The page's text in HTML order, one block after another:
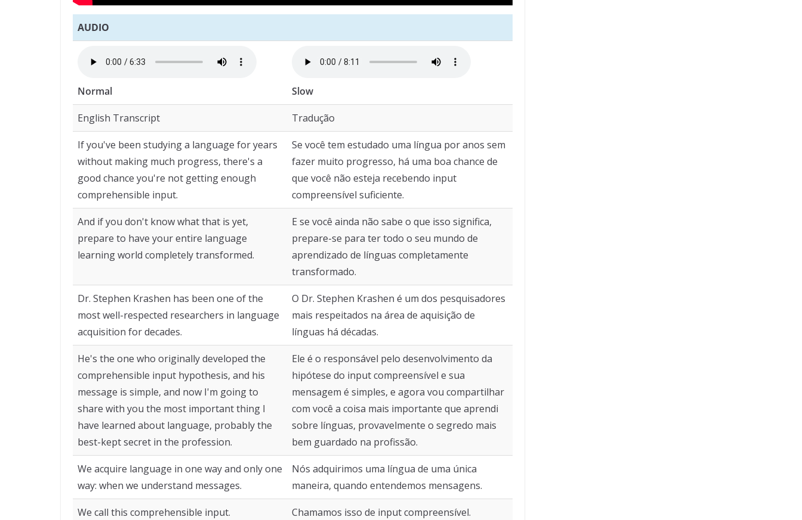
AUDIO
Normal Slow
English Transcript Tradução
If you've been studying a language for years
without making much progress, there's a
good chance you're not getting enough
comprehensible input.
Se você tem estudado uma língua por anos sem
fazer muito progresso, há uma boa chance de
que você não esteja recebendo input
compreensível suficiente.
And if you don't know what that is yet,
prepare to have your entire language
learning world completely transformed.
E se você ainda não sabe o que isso significa,
prepare-se para ter todo o seu mundo de
aprendizado de línguas completamente
transformado.
Dr. Stephen Krashen has been one of the
most well-respected researchers in language
acquisition for decades.
O Dr. Stephen Krashen é um dos pesquisadores
mais respeitados na área de aquisição de
línguas há décadas.
He's the one who originally developed the
comprehensible input hypothesis, and his
message is simple, and now I'm going to
share with you the most important thing I
have learned about language, probably the
best-kept secret in the profession.
Ele é o responsável pelo desenvolvimento da
hipótese do input compreensível e sua
mensagem é simples, e agora vou compartilhar
com você a coisa mais importante que aprendi
sobre línguas, provavelmente o segredo mais
bem guardado na profissão.
We acquire language in one way and only one
way: when we understand messages.
Nós adquirimos uma língua de uma única
maneira, quando entendemos mensagens.
We call this comprehensible input. Chamamos isso de input compreensível.